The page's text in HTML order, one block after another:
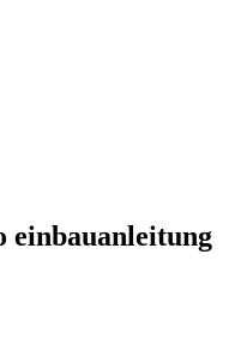
einbauanleitung